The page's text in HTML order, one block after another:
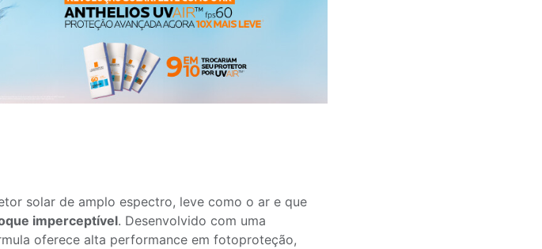
solar de amplo espectro, leve como o ar e que
imperceptível. Desenvolvido com uma
oferece alta performance em fotoproteção,